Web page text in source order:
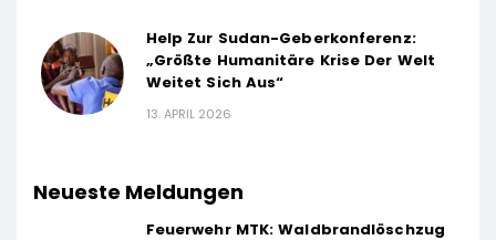
Help Zur Sudan-Geberkonferenz:
„Größte Humanitäre Krise Der Welt
Weitet Sich Aus“
13. APRIL 2026
Neueste Meldungen
Feuerwehr MTK: Waldbrandlöschzug